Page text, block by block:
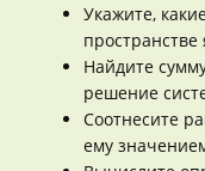
Укажите,
Найдите
решение
Соотнесите
ему